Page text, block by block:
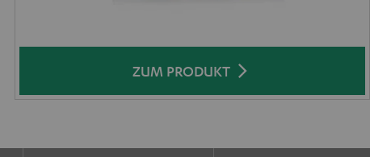
ZUM PRODUKT